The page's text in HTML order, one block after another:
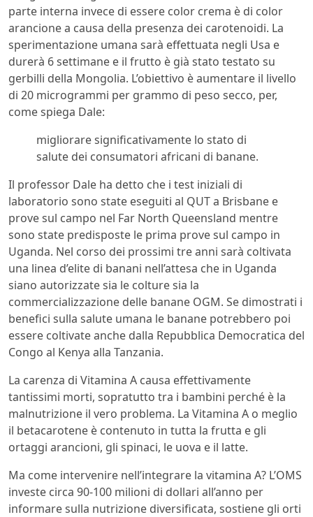
parte interna invece di essere color crema è di color
arancione a causa della presenza dei carotenoidi. La
sperimentazione umana sarà effettuata negli Usa e
durerà 6 settimane e il frutto è già stato testato su
gerbilli della Mongolia. L’obiettivo è aumentare il livello
di 20 microgrammi per grammo di peso secco, per,
come spiega Dale:
migliorare significativamente lo stato di
salute dei consumatori africani di banane.
Il professor Dale ha detto che i test iniziali di
laboratorio sono state eseguiti al QUT a Brisbane e
prove sul campo nel Far North Queensland mentre
sono state predisposte le prima prove sul campo in
Uganda. Nel corso dei prossimi tre anni sarà coltivata
una linea d’elite di banani nell’attesa che in Uganda
siano autorizzate sia le colture sia la
commercializzazione delle banane OGM. Se dimostrati i
benefici sulla salute umana le banane potrebbero poi
essere coltivate anche dalla Repubblica Democratica del
Congo al Kenya alla Tanzania.
La carenza di Vitamina A causa effettivamente
tantissimi morti, sopratutto tra i bambini perché è la
malnutrizione il vero problema. La Vitamina A o meglio
il betacarotene è contenuto in tutta la frutta e gli
ortaggi arancioni, gli spinaci, le uova e il latte.
Ma come intervenire nell’integrare la vitamina A? L’OMS
investe circa 90-100 milioni di dollari all’anno per
informare sulla nutrizione diversificata, sostiene gli orti